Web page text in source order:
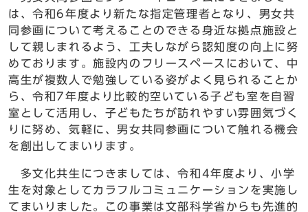
は、令和6年度より新たな指定管理者となり、男女共
同参画について考えることのできる身近な拠点施設と
して親しまれるよう、工夫しながら認知度の向上に努
めております。施設内のフリースペースにおいて、中
高生が複数人で勉強している姿がよく見られることか
ら、令和7年度より比較的空いている子ども室を自習
室として活用し、子どもたちが訪れやすい雰囲気づく
りに努め、気軽に、男女共同参画について触れる機会
を創出してまいります。
多文化共生につきましては、令和4年度より、小学
生を対象としてカラフルコミュニケーションを実施し
てまいりました。この事業は文部科学省からも先進的